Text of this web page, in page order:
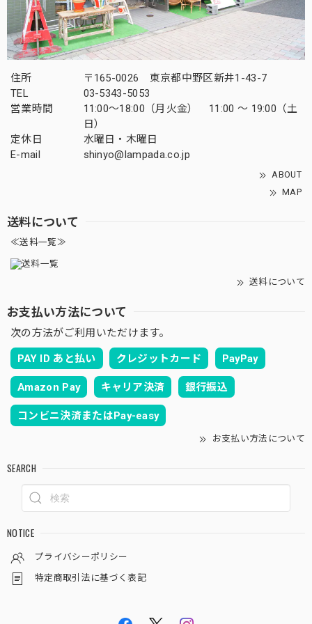
住所
〒165-0026 東京都中野区新井1-43-7
TEL
03-5343-5053
営業時間
11:00～18:00（月火金） 11:00 ～ 19:00（土
日）
定休日
水曜日・木曜日
E-mail
shinyo@lampada.co.jp
ABOUT
MAP
送料について
≪送料一覧≫
送料について
お支払い方法について
次の方法がご利用いただけます。
PAY ID あと払い クレジットカード PayPay
Amazon Pay キャリア決済 銀行振込
コンビニ決済またはPay-easy
お支払い方法について
SEARCH
NOTICE
プライバシーポリシー
特定商取引法に基づく表記